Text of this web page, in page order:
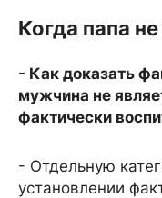
Когда папа
- Как доказать
мужчина не
фактически
- Отдельную
установлении